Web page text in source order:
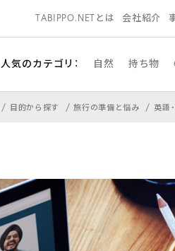
TABIPPO.NETとは 会社紹介
人気のカテゴリ： 自然 持ち物
目的から探す 旅行の準備と悩み 英語